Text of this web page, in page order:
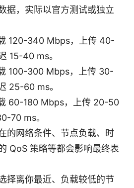
据，实际以官方测试或独立
120-340 Mbps，上传 40-
15-40 ms。
100-300 Mbps，上传 30-
25-60 ms。
60-180 Mbps，上传 20-50
70 ms。
的网络条件、节点负载、时
QoS 策略等都会影响最终表
择离你最近、负载较低的节